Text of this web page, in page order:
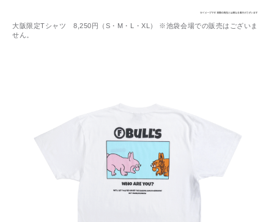
大阪限定Tシャツ 8,250円（S・M・L・XL） ※池袋会場での販売はございま
せん。